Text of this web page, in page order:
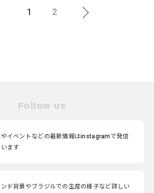
1 2
Follow us
イベントなどの最新情報はinstagramで発信
います
ンド背景やブラジルでの生産の様子など詳しい